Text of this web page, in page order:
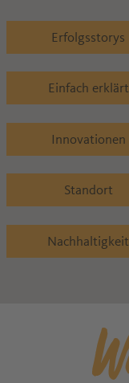
Erfolgsstorys
Einfach erklärt
Innovationen
Standort
Nachhaltigkeit